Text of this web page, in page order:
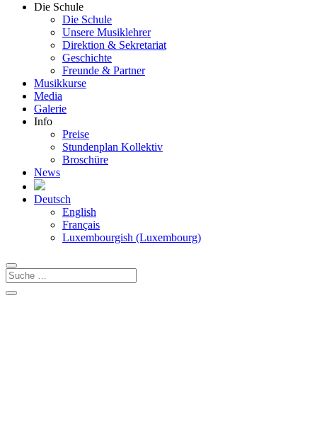
Die Schule
Die Schule
Unsere Musiklehrer
Direktion & Sekretariat
Geschichte
Freunde & Partner
Musikkurse
Media
Galerie
Info
Preise
Stundenplan Kollektiv
Broschüre
News
Deutsch
English
Français
Luxembourgish (Luxembourg)